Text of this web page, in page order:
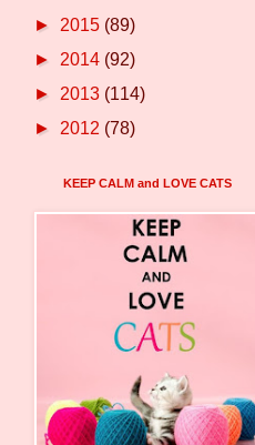
► 2015 (89)
► 2014 (92)
► 2013 (114)
► 2012 (78)
KEEP CALM and LOVE CATS